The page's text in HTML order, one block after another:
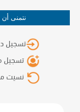
نتمنى
تسجيل
تسجيل
نسيت